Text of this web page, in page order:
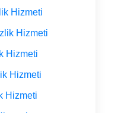
Hizmeti
Hizmeti
Hizmeti
Hizmeti
Hizmeti